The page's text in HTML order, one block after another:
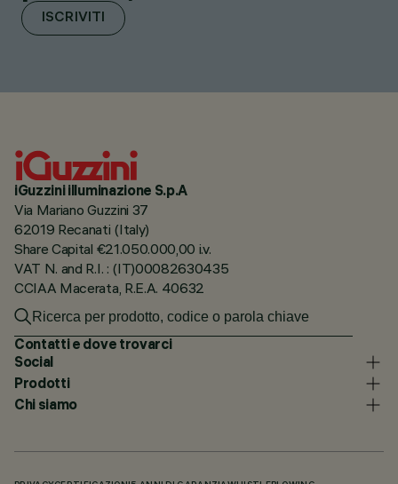
ISCRIVITI
iGuzzini illuminazione S.p.A
Via Mariano Guzzini 37
62019 Recanati (Italy)
Share Capital €21.050.000,00 i.v.
VAT N. and R.I. : (IT)00082630435
CCIAA Macerata, R.E.A. 40632
Contatti e dove trovarci
Social
Prodotti
Chi siamo